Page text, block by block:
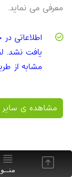
معرفی می نماید.
اطلاعاتی
یافت نشد.
مشابه از
مشاهده ی
منــو